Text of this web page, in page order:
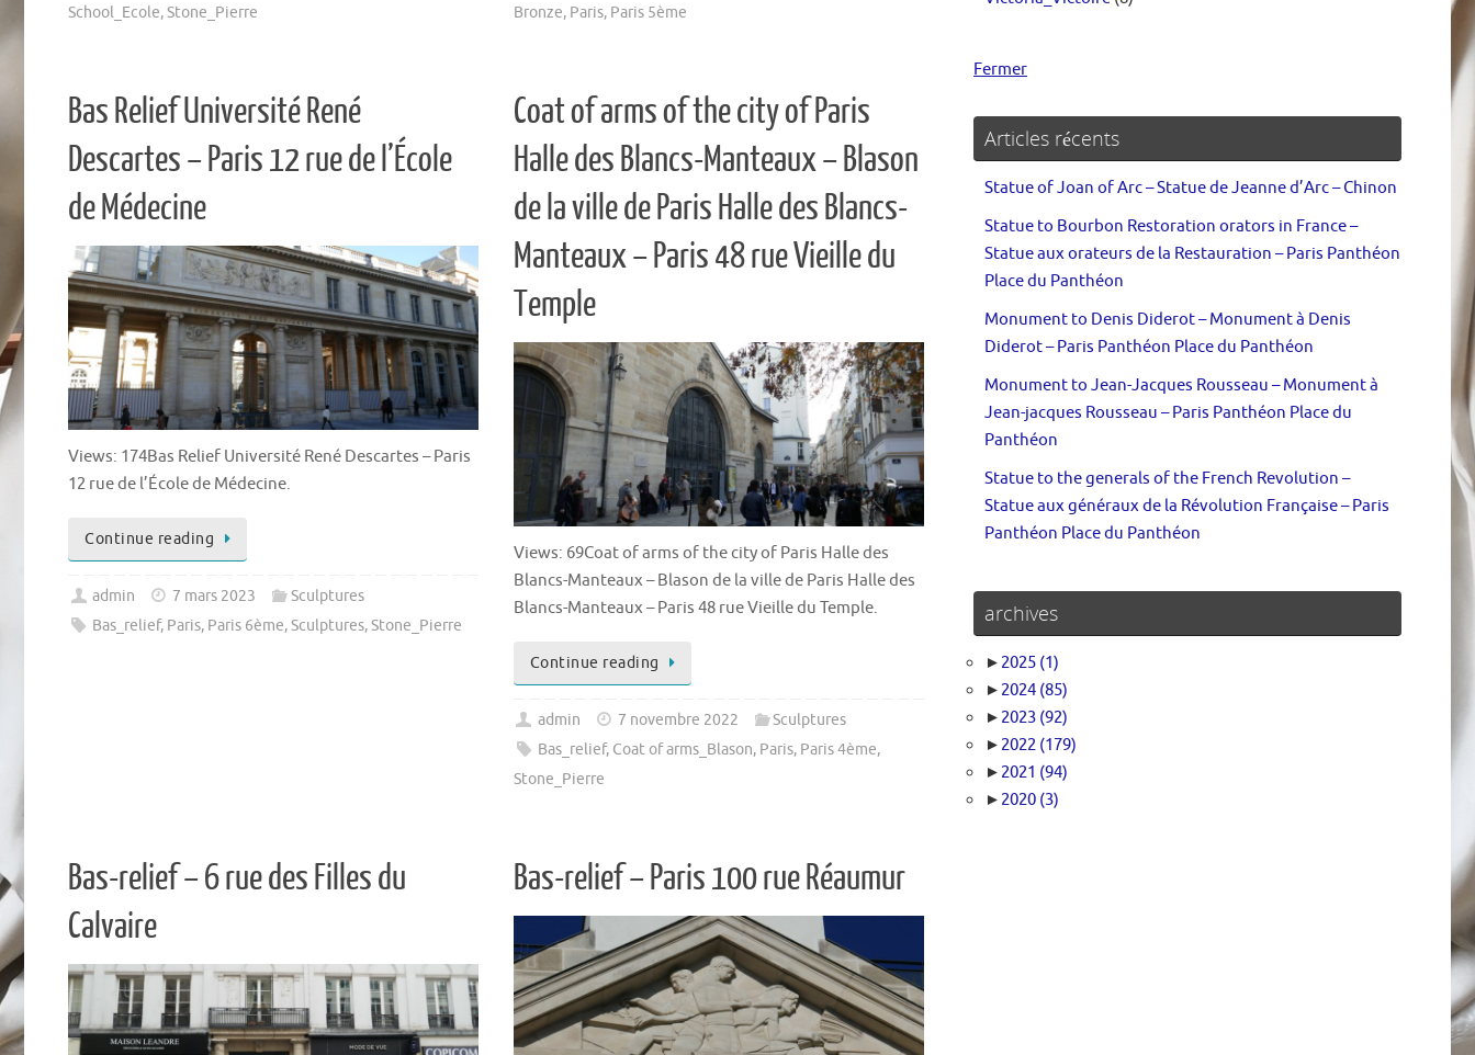
School_Ecole,Stone_Pierre
Bronze, Paris, Paris 5ème
Bas Relief Université René
Descartes – Paris 12 rue de l’École
de Médecine
Views: 174Bas Relief Université René Descartes – Paris
12 rue de l’École de Médecine.
Continue reading
admin 7 mars 2023
Sculptures
Bas_relief, Paris, Paris 6ème,Sculptures,Stone_Pierre
Coat of arms of the city of Paris
Halle des Blancs-Manteaux – Blason
de la ville de Paris Halle des Blancs-
Manteaux – Paris 48 rue Vieille du
Temple
Views: 69Coat of arms of the city of Paris Halle des
Blancs-Manteaux – Blason de la ville de Paris Halle des
Blancs-Manteaux – Paris 48 rue Vieille du Temple.
Continue reading
admin 7 novembre 2022
Sculptures
Bas_relief, Coat of arms_Blason, Paris, Paris 4ème,
Stone_Pierre
Bas-relief – 6 rue des Filles du
Calvaire
Bas-relief – Paris 100 rue Réaumur
Fermer
Articles récents
Statue of Joan of Arc – Statue de Jeanne d’Arc – Chinon
Statue to Bourbon Restoration orators in France –
Statue aux orateurs de la Restauration – Paris Panthéon
Place du Panthéon
Monument to Denis Diderot – Monument à Denis
Diderot – Paris Panthéon Place du Panthéon
Monument to Jean-Jacques Rousseau – Monument à
Jean-jacques Rousseau – Paris Panthéon Place du
Panthéon
Statue to the generals of the French Revolution –
Statue aux généraux de la Révolution Française – Paris
Panthéon Place du Panthéon
archives
► 2025 (1)
► 2024 (85)
► 2023 (92)
► 2022 (179)
► 2021 (94)
► 2020 (3)